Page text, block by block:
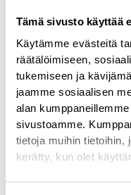
Tämä sivusto käyttää
Käytämme evästeitä
räätälöimiseen,
tukemiseen ja
jaamme sosiaalisen
alan
sivustoamme.
tietoja muihin tietoihin,
kerätty, kun olet
Vastaa
kyselyyn ja
arvontaan!
17.3.2026
Selvitämme
toteuttamista, ja
asiakkaidemme